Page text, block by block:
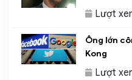
Lượt
Ông lớn
Kong
Lượt